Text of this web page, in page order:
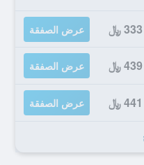
333 ﷼ عرض الصفقة
439 ﷼ عرض الصفقة
441 ﷼ عرض الصفقة